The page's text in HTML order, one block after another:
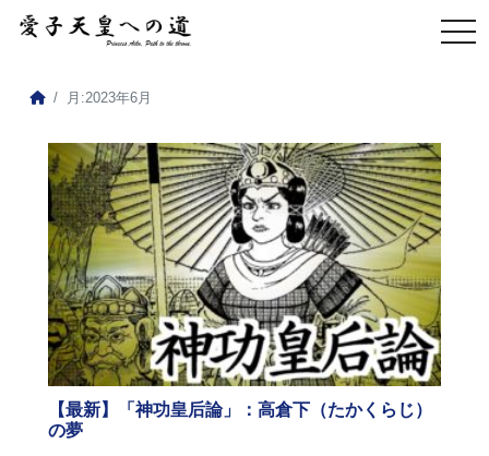
月:2023年6月
【最新】「神功皇后論」：高倉下（たかくらじ）
の夢